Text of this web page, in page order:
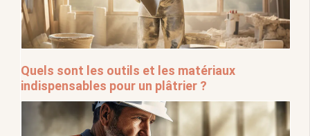
Quels sont les outils et les matériaux
indispensables pour un plâtrier ?